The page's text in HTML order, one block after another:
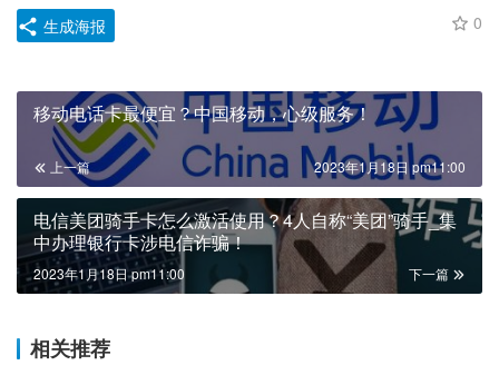
0
生成海报
移动电话卡最便宜？中国移动，心级服务！
上一篇 2023年1月18日 pm11:00
电信美团骑手卡怎么激活使用？4人自称“美团”骑手_集
中办理银行卡涉电信诈骗！
下一篇
2023年1月18日 pm11:00
相关推荐